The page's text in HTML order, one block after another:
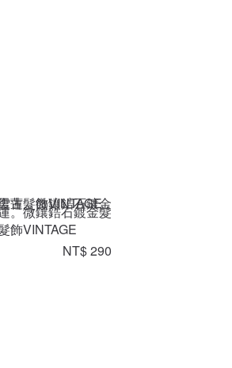
。微鑲鋯石鍍金髮
飾VINTAGE
NT$ 290